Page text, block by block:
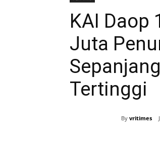
KAI Daop
Juta
Tertinggi
By vritimes